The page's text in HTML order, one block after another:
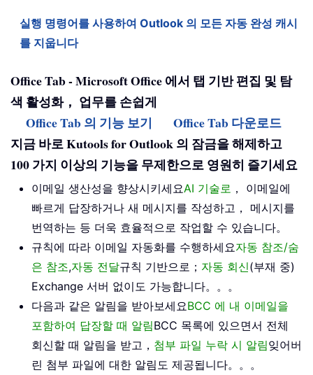
실행 명령어를 사용하여 Outlook 의 모든 자동 완성 캐시
를 지웁니다
Office Tab - Microsoft Office 에서 탭 기반 편집 및 탐
색 활성화， 업무를 손쉽게
Office Tab 의 기능 보기
Office Tab 다운로드
지금 바로 Kutools for Outlook 의 잠금을 해제하고
100 가지 이상의 기능을 무제한으로 영원히 즐기세요
이메일 생산성을 향상시키세요AI 기술로 ， 이메일에
빠르게 답장하거나 새 메시지를 작성하고， 메시지를
번역하는 등 더욱 효율적으로 작업할 수 있습니다。
규칙에 따라 이메일 자동화를 수행하세요자동 참조/숨
은 참조,자동 전달규칙 기반으로； 자동 회신(부재 중)
Exchange 서버 없이도 가능합니다。。。
다음과 같은 알림을 받아보세요BCC 에 내 이메일을
포함하여 답장할 때 알림BCC 목록에 있으면서 전체
회신할 때 알림을 받고， 첨부 파일 누락 시 알림잊어버
린 첨부 파일에 대한 알림도 제공됩니다。。。